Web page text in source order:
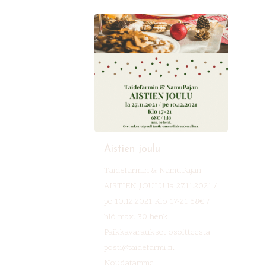
Aistien joulu
Taidefarmin & NamuPajan
AISTIEN JOULU la 27.11.2021 /
pe 10.12.2021 Klo 17-21 68€ /
hlö max. 30 henk.
Paikkavaraukset osoitteesta
posti@taidefarmi.fi.
Noudatamme